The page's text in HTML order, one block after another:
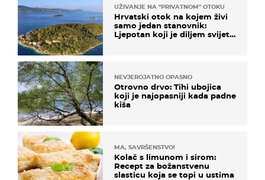
UŽIVANJE NA "PRIVATNOM" OTOKU
Hrvatski otok na kojem živi
samo jedan stanovnik:
Ljepotan koji je diljem svijeta
NEVJEROJATNO OPASNO
Otrovno drvo: Tihi ubojica
koji je najopasniji kada padne
kiša
MA, SAVRŠENSTVO!
Kolač s limunom i sirom:
Recept za božanstvenu
slasticu koja se topi u ustima